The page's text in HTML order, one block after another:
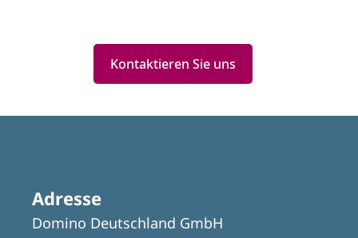
Kontaktieren Sie uns
Adresse
Domino Deutschland GmbH